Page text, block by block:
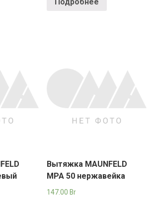
Вытяжка MAUNFELD
MPA 50 нержавейка
147.00Br